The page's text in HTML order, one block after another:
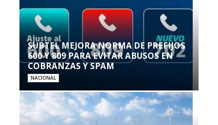
SUBTEL MEJORA NORMA DE PREFIJOS
600 Y 809 PARA EVITAR ABUSOS EN
COBRANZAS Y SPAM
NACIONAL